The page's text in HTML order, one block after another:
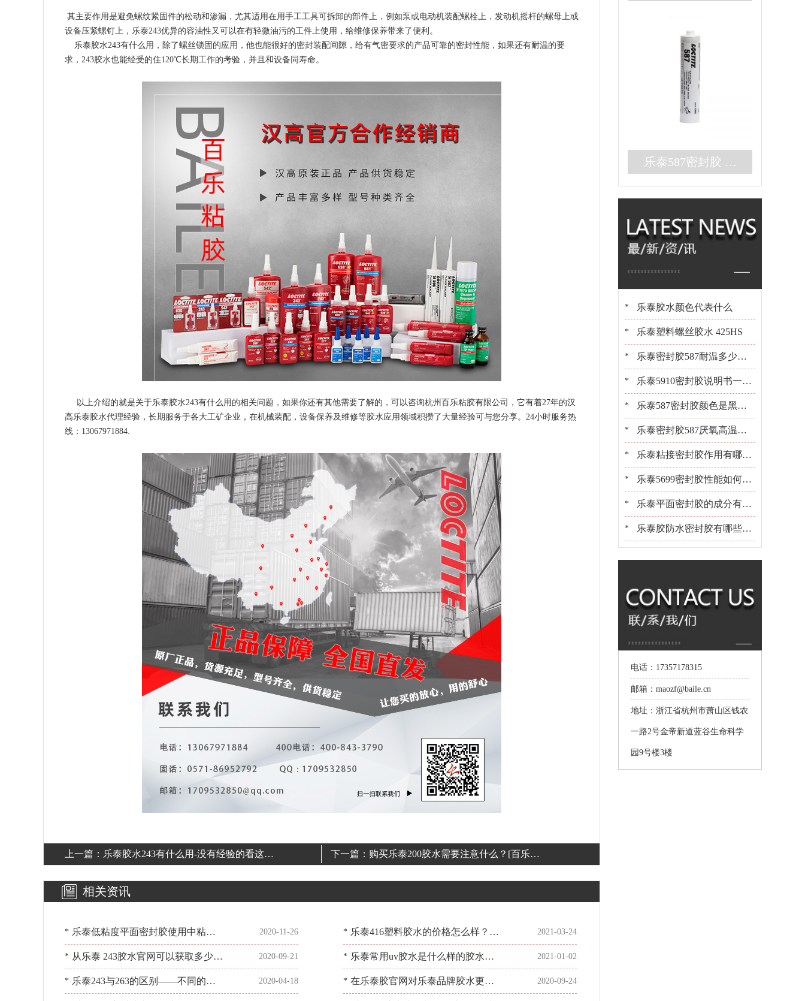
其主要作用是避免螺纹紧固件的松动和渗漏，尤其适用在用手工工具可拆卸的部件上，例如泵或电动机装配螺栓上，发动机摇杆的螺母上或
设备压紧螺钉上，乐泰243优异的容油性又可以在有轻微油污的工件上使用，给维修保养带来了便利。
乐泰胶水243有什么用，除了螺丝锁固的应用，他也能很好的密封装配间隙，给有气密要求的产品可靠的密封性能，如果还有耐温的要
求，243胶水也能经受的住120℃长期工作的考验，并且和设备同寿命。
以上介绍的就是关于乐泰胶水243有什么用的相关问题，如果你还有其他需要了解的，可以咨询杭州百乐粘胶有限公司，它有着27年的汉
高乐泰胶水代理经验，长期服务于各大工矿企业，在机械装配，设备保养及维修等胶水应用领域积攒了大量经验可与您分享。24小时服务热
线：13067971884.
上一篇： 乐泰胶水243有什么用-没有经验的看这里
下一篇： 购买乐泰200胶水需要注意什么？[百乐粘
相关资讯
* 乐泰低粘度平面密封胶使用中粘结
性如何？[百乐粘胶]带你掌握
2020-11-26 * 乐泰416塑料胶水的价格怎么样？为
什么价格高？[百乐粘胶]
2021-03-24
* 从乐泰 243胶水官网可以获取多少信
息？来看看吧[百乐粘胶]
2020-09-21 * 乐泰常用uv胶水是什么样的胶水？
使用时要注意什么？[百乐粘胶]
2021-01-02
* 乐泰243与263的区别——不同的螺 2020-04-18 * 在乐泰胶官网对乐泰品牌胶水更好 2020-09-24
干胶 百乐粘胶现货
秒发
乐泰587密封胶 高
强度大间隙RTV硅
现货
* 乐泰胶水颜色代表什么
* 乐泰塑料螺丝胶水 425HS
* 乐泰密封胶587耐温多少？1
0+年经验工程师告诉你[百乐
粘胶]
* 乐泰5910密封胶说明书一键
获取[百乐粘胶胶水百科]
* 乐泰587密封胶颜色是黑是
白？[百乐粘胶胶水百科]
* 乐泰密封胶587厌氧高温密
封胶平面粘接密封
* 乐泰粘接密封胶作用有哪
些？[百乐粘胶]胶水百晓生
* 乐泰5699密封胶性能如何？
可以用在金属上吗？[百乐粘
胶]
* 乐泰平面密封胶的成分有哪
些？适合用在什么产品上[百
* 乐泰胶防水密封胶有哪些？
电话：17357178315
邮箱：maozf@baile.cn
地址：浙江省杭州市萧山区钱农
一路2号金帝新道蓝谷生命科学
园9号楼3楼